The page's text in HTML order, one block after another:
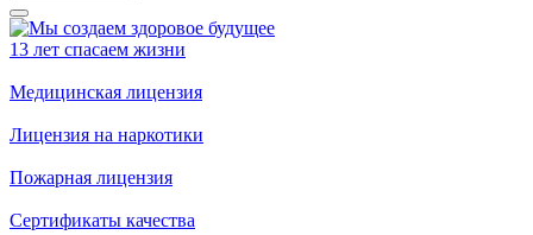
13 лет спасаем жизни
Медицинская лицензия
Лицензия на наркотики
Пожарная лицензия
Сертификаты качества